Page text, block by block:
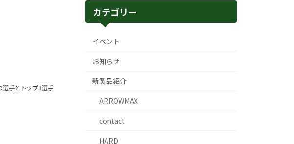
選手とトップ3選手
カテゴリー
イベント
お知らせ
新製品紹介
ARROWMAX
contact
HARD